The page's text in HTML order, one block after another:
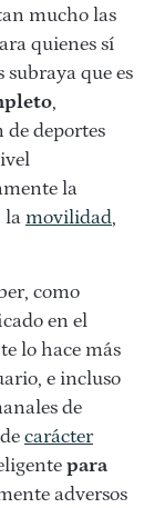
mucho las
quienes sí
subraya que es
,
de deportes
la
la movilidad,
como
en el
lo hace más
e incluso
de
carácter
para
adversos